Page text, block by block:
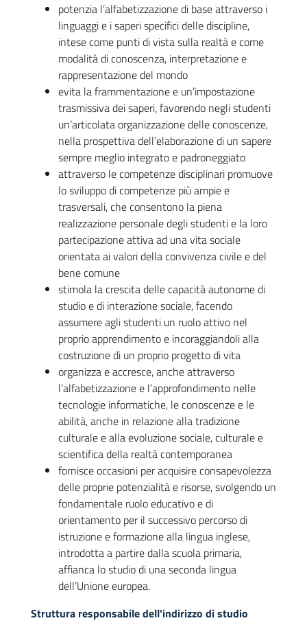
potenzia l’alfabetizzazione di base attraverso i
linguaggi e i saperi specifici delle discipline,
intese come punti di vista sulla realtà e come
modalità di conoscenza, interpretazione e
rappresentazione del mondo
evita la frammentazione e un’impostazione
trasmissiva dei saperi, favorendo negli studenti
un’articolata organizzazione delle conoscenze,
nella prospettiva dell’elaborazione di un sapere
sempre meglio integrato e padroneggiato
attraverso le competenze disciplinari promuove
lo sviluppo di competenze più ampie e
trasversali, che consentono la piena
realizzazione personale degli studenti e la loro
partecipazione attiva ad una vita sociale
orientata ai valori della convivenza civile e del
bene comune
stimola la crescita delle capacità autonome di
studio e di interazione sociale, facendo
assumere agli studenti un ruolo attivo nel
proprio apprendimento e incoraggiandoli alla
costruzione di un proprio progetto di vita
organizza e accresce, anche attraverso
l’alfabetizzazione e l’approfondimento nelle
tecnologie informatiche, le conoscenze e le
abilità, anche in relazione alla tradizione
culturale e alla evoluzione sociale, culturale e
scientifica della realtà contemporanea
fornisce occasioni per acquisire consapevolezza
delle proprie potenzialità e risorse, svolgendo un
fondamentale ruolo educativo e di
orientamento per il successivo percorso di
istruzione e formazione alla lingua inglese,
introdotta a partire dalla scuola primaria,
affianca lo studio di una seconda lingua
dell’Unione europea.
Struttura responsabile dell'indirizzo di studio